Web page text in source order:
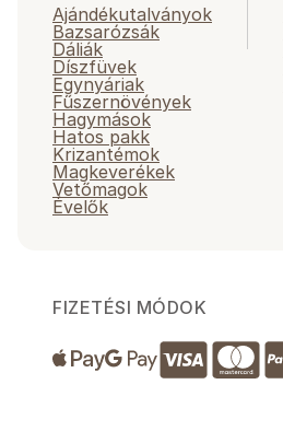
Ajándékutalványok
Bazsarózsák
Dáliák
Díszfüvek
Egynyáriak
Fűszernövények
Hagymások
Hatos pakk
Krizantémok
Magkeverékek
Vetőmagok
Évelők
FIZETÉSI MÓDOK